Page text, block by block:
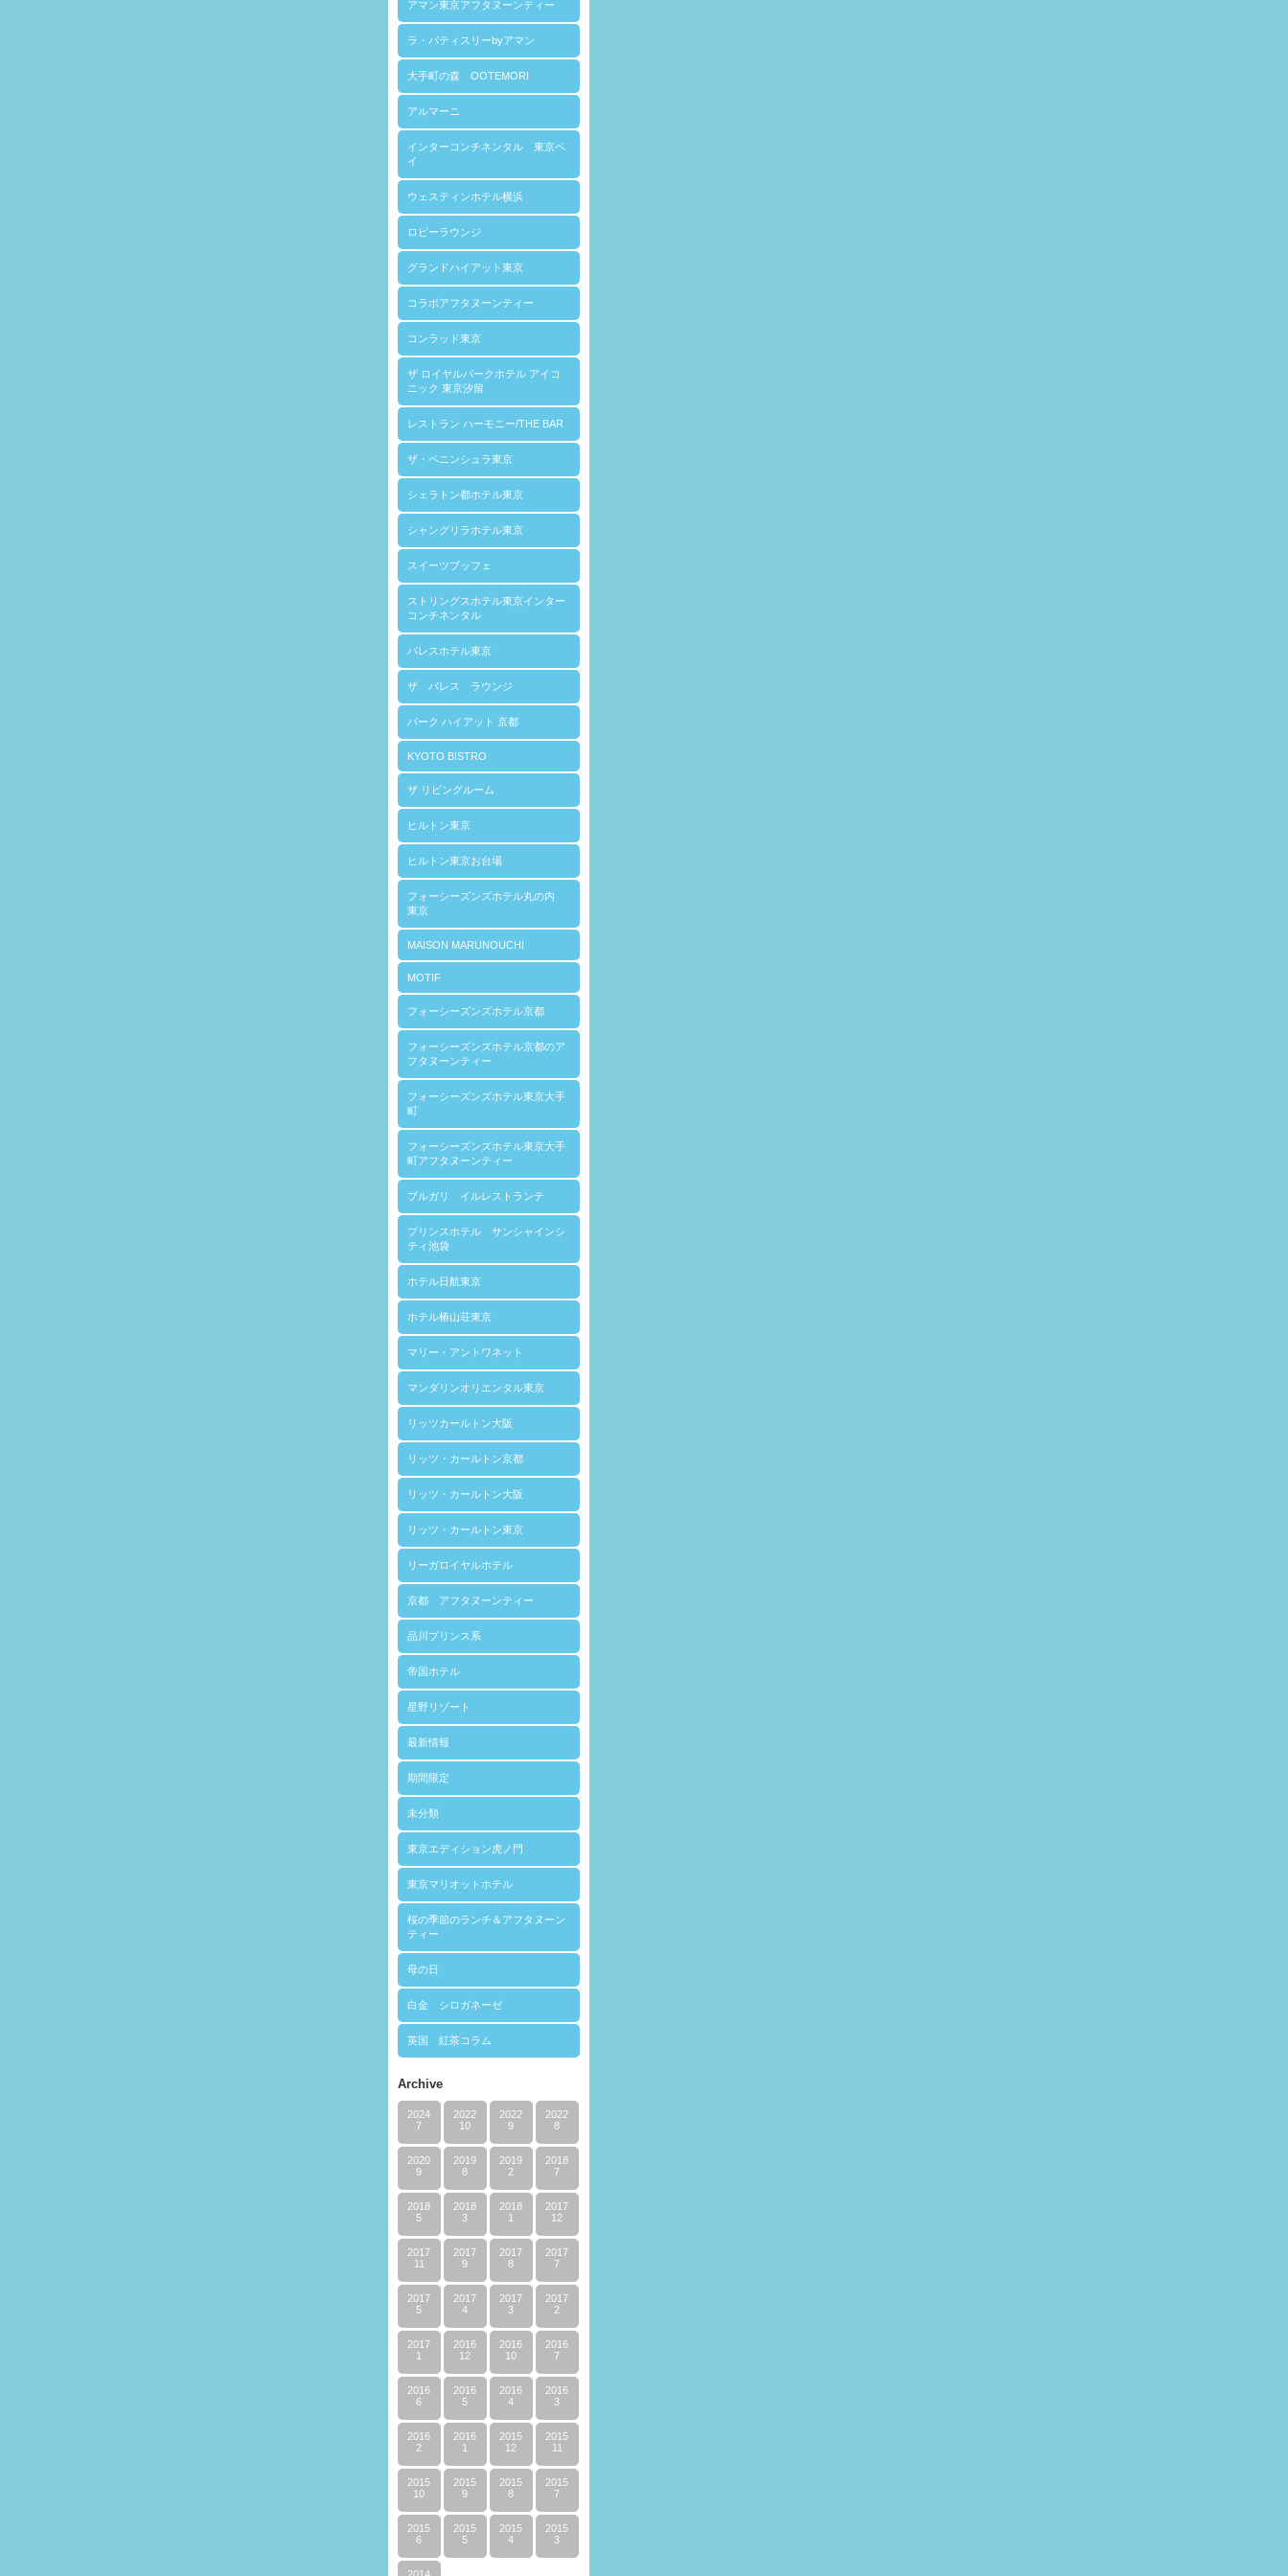
アマン東京アフタヌーンティー
ラ・パティスリーbyアマン
大手町の森 OOTEMORI
アルマーニ
インターコンチネンタル 東京ベ
イ
ウェスティンホテル横浜
ロビーラウンジ
グランドハイアット東京
コラボアフタヌーンティー
コンラッド東京
ザ ロイヤルパークホテル アイコ
ニック 東京汐留
レストラン ハーモニー/THE BAR
ザ・ペニンシュラ東京
シェラトン都ホテル東京
シャングリラホテル東京
スイーツブッフェ
ストリングスホテル東京インター
コンチネンタル
パレスホテル東京
ザ パレス ラウンジ
パーク ハイアット 京都
KYOTO BISTRO
ザ リビングルーム
ヒルトン東京
ヒルトン東京お台場
フォーシーズンズホテル丸の内
東京
MAISON MARUNOUCHI
MOTIF
フォーシーズンズホテル京都
フォーシーズンズホテル京都のア
フタヌーンティー
フォーシーズンズホテル東京大手
町
フォーシーズンズホテル東京大手
町アフタヌーンティー
ブルガリ イルレストランテ
プリンスホテル サンシャインシ
ティ池袋
ホテル日航東京
ホテル椿山荘東京
マリー・アントワネット
マンダリンオリエンタル東京
リッツカールトン大阪
リッツ・カールトン京都
リッツ・カールトン大阪
リッツ・カールトン東京
リーガロイヤルホテル
京都 アフタヌーンティー
品川プリンス系
帝国ホテル
星野リゾート
最新情報
期間限定
未分類
東京エディション虎ノ門
東京マリオットホテル
桜の季節のランチ＆アフタヌーン
ティー
母の日
白金 シロガネーゼ
英国 紅茶コラム
Archive
2024
7
2022
10
2022
9
2022
8
2020
9
2019
8
2019
2
2018
7
2018
5
2018
3
2018
1
2017
12
2017
11
2017
9
2017
8
2017
7
2017
5
2017
4
2017
3
2017
2
2017
1
2016
12
2016
10
2016
7
2016
6
2016
5
2016
4
2016
3
2016
2
2016
1
2015
12
2015
11
2015
10
2015
9
2015
8
2015
7
2015
6
2015
5
2015
4
2015
3